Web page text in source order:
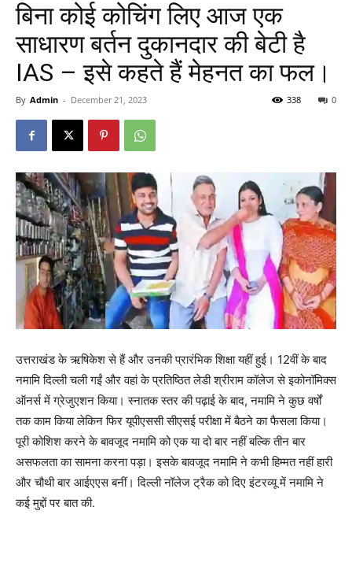
बिना कोई कोचिंग लिए आज एक
साधारण बर्तन दुकानदार की बेटी है
IAS – इसे कहते हैं मेहनत का फल।
By Admin - December 21, 2023 0
338
उत्तराखंड के ऋषिकेश से हैं और उनकी प्रारंभिक शिक्षा यहीं हुई। 12वीं के बाद
नमामि दिल्ली चली गईं और वहां के प्रतिष्ठित लेडी श्रीराम कॉलेज से इकोनॉमिक्स
ऑनर्स में ग्रेजुएशन किया। स्नातक स्तर की पढ़ाई के बाद, नमामि ने कुछ वर्षों
तक काम किया लेकिन फिर यूपीएससी सीएसई परीक्षा में बैठने का फैसला किया।
पूरी कोशिश करने के बावजूद नमामि को एक या दो बार नहीं बल्कि तीन बार
असफलता का सामना करना पड़ा। इसके बावजूद नमामि ने कभी हिम्मत नहीं हारी
और चौथी बार आईएएस बनीं। दिल्ली नॉलेज ट्रैक को दिए इंटरव्यू में नमामि ने
कई मुद्दों पर बात की.